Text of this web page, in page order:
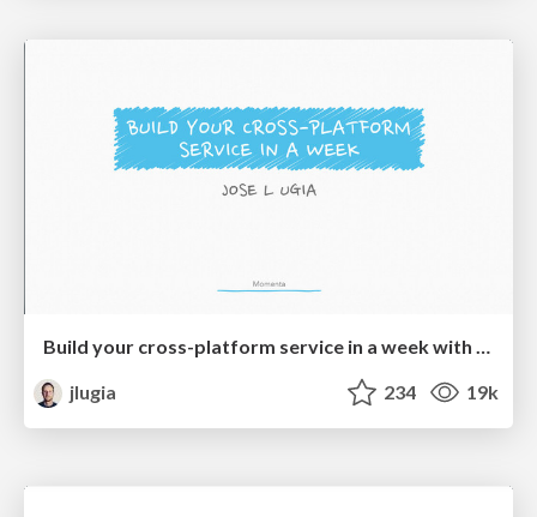
Build your cross-platform service in a week with App Engine
jlugia
234 19k